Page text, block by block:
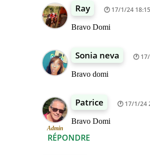
RÉPONDRE
Ray 17/1/24 18:15
Bravo Domi
Sonia neva
Bravo domi
Admin
Patrice 17/1/24
Bravo Domi